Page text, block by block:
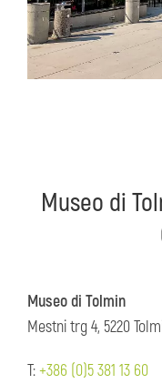
Museo di
Museo di Tolmin
Mestni trg 4, 5220
T:+386 (0)5 381 13 60